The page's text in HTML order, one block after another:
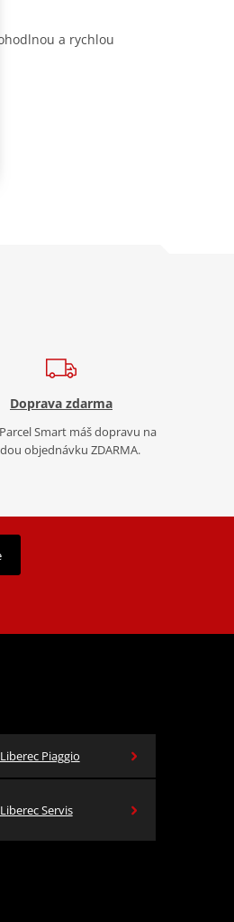
a rychlou
Doprava zdarma
Smart máš dopravu na
objednávku ZDARMA.
Liberec Piaggio
Liberec Servis